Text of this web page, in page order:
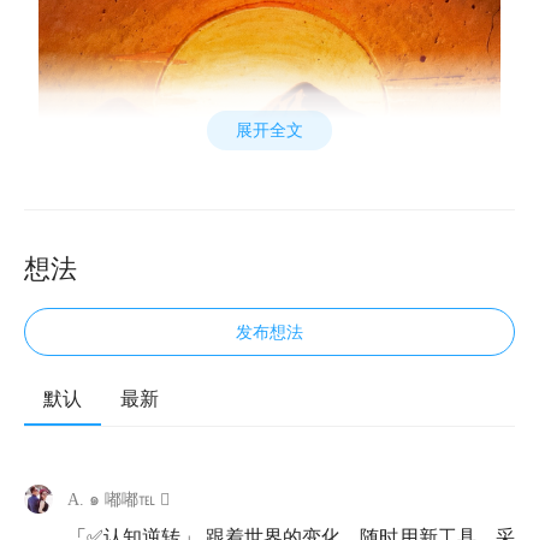
温度计
加入我们
👓 我与世界周旋久，宁作我。
欢迎来到《知行小酒馆》，这是一档由有知有行出品的
播客节目，我们关注投资，更关注怎样更好地生活，我
展开全文
想法
发布想法
默认 最新
A. ๑ 嘟嘟℡ 